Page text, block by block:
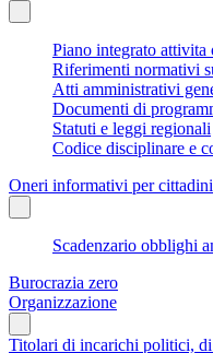
Piano integrato attivita
Riferimenti normativi
Atti amministrativi
Documenti di
Statuti e leggi regionali
Codice disciplinare e
Oneri informativi per
Scadenzario obblighi
Burocrazia zero
Organizzazione
Titolari di incarichi politici,